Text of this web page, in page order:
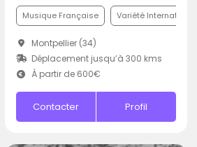
Musique Française Variété Internationale
Montpellier (34)
Déplacement jusqu’à 300 kms
À partir de 600€
Contacter Profil